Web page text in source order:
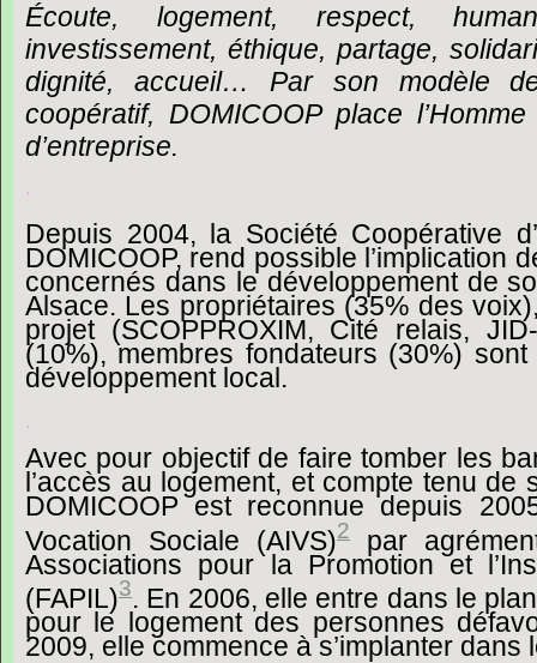
Écoute, logement, respect,
investissement, éthique, partage,
dignité, accueil… Par son modèle
coopératif, DOMICOOP place
d’entreprise.
.
Depuis 2004, la Société Coopérative d’
DOMICOOP, rend possible ’implication
concernés dans le développement de
Alsace. Les propriétaires (35% des
projet (SCOPPROXIM, Cité relais,
(10%), membres fondateurs (30%) sont
développement local.
.
Avec pour objectif de faire tomber les
’accès au logement, et compte tenu de
DOMICOOP est reconnue depuis
Vocation
Sociale (AIVS)2 par
Associations pour la Promotion et l’
(FAPIL)3. En 2006, elle entre dans le plan
pour le logement des personnes
2009, elle commence à s’implanter dans